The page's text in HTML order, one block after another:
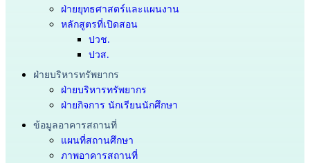
ฝ่ายยุทธศาสตร์และแผนงาน
หลักสูตรที่เปิดสอน
ปวช.
ปวส.
ฝ่ายบริหารทรัพยากร
ฝ่ายบริหารทรัพยากร
ฝ่ายกิจการ นักเรียนนักศึกษา
ข้อมูลอาคารสถานที่
แผนที่สถานศึกษา
ภาพอาคารสถานที่